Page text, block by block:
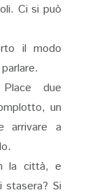
Ci si può
il modo
due
un
arrivare a
la città, e
stasera? Si